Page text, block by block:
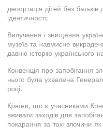
депортація дітей без
ідентичності;
Вилучення і знищення
музеїв та навмисне
давню історію українського
Конвенція про запобігання
нього була ухвалена
році.
Країни, що є учасниками
вживати заходів для
покарання за такі злочини як